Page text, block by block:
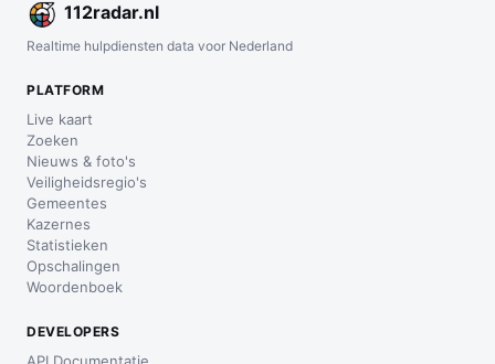
112radar.nl
Realtime hulpdiensten data voor Nederland
PLATFORM
Live kaart
Zoeken
Nieuws & foto's
Veiligheidsregio's
Gemeentes
Kazernes
Statistieken
Opschalingen
Woordenboek
DEVELOPERS